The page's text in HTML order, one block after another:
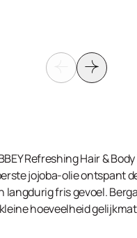
Refreshing Hair &
jojoba-olie ontspant
fris gevoel.
hoeveelheid